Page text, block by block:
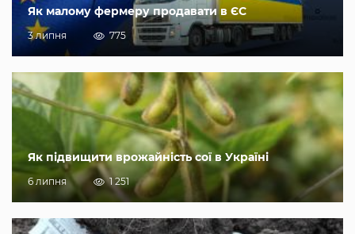
Як малому фермеру продавати в ЄС
3 липня 775
Як підвищити врожайність сої в Україні
6 липня 1 251